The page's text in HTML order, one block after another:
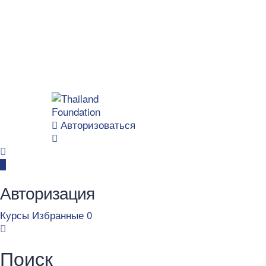
Авторизоваться
Авторизация
Курсы Избранные 0
Поиск